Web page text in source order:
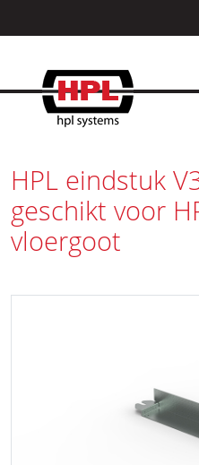
HPL eindstuk
geschikt voor
vloergoot